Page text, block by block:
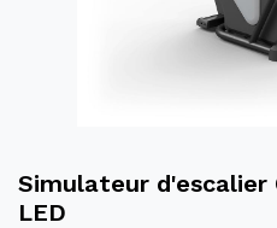
Simulateur d'escalier
LED